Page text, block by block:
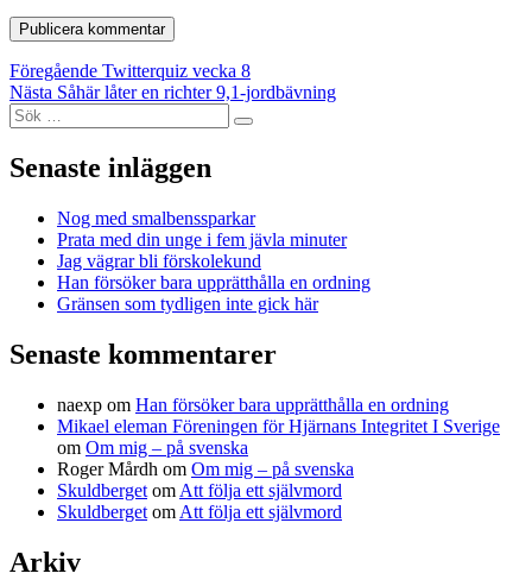
Inläggsnavigering
Föregående Föregående
inlägg:
Twitterquiz vecka 8
Nästa Nästa
Såhär låter en richter 9,1-jordbävning
Sök
efter:
Sök
Senaste inläggen
Nog med smalbenssparkar
Prata med din unge i fem jävla minuter
Jag vägrar bli förskolekund
Han försöker bara upprätthålla en ordning
Gränsen som tydligen inte gick här
Senaste kommentarer
naexp om Han försöker bara upprätthålla en ordning
Mikael eleman Föreningen för Hjärnans Integritet I Sverige
om Om mig – på svenska
Roger Mårdh om Om mig – på svenska
Skuldberget om Att följa ett självmord
Skuldberget om Att följa ett självmord
Arkiv